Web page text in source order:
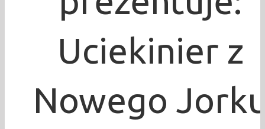
Uciekinier z
Nowego